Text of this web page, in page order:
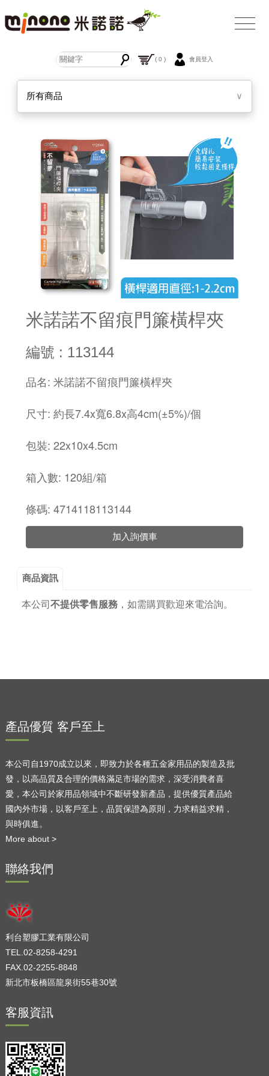
( 0 ) 會員登入
所有商品 ∨
米諾諾不留痕門簾橫桿夾
編號 : 113144
品名: 米諾諾不留痕門簾橫桿夾
尺寸: 約長7.4x寬6.8x高4cm(±5%)/個
包裝: 22x10x4.5cm
箱入數: 120組/箱
條碼: 4714118113144
加入詢價車
商品資訊
本公司 不提供零售服務， 如需購買歡迎來電洽詢。
產品優質 客戶至上
本公司自1970成立以來，即致力於各種五金家用品的製造及批
發，以高品質及合理的價格滿足市場的需求，深受消費者喜
愛，本公司於家用品領域中不斷研發新產品，提供優質產品給
國內外市場，以客戶至上，品質保證為原則，力求精益求精，
與時俱進。
More about >
聯絡我們
利台塑膠工業有限公司
TEL.02-8258-4291
FAX.02-2255-8848
新北市板橋區龍泉街55巷30號
客服資訊